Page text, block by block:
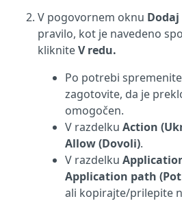
V pogovornem oknu
pravilo, kot je navedeno
klikniteV redu.
Po potrebi
zagotovite, da je
omogočen.
V razdelku Action
Allow (Dovoli).
V razdelku
Application path
ali kopirajte/prilepite